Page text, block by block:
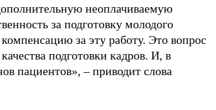
неоплачиваемую
за подготовку молодого
за эту работу. Это вопрос
подготовки кадров. И, в
пациентов», – приводит слова